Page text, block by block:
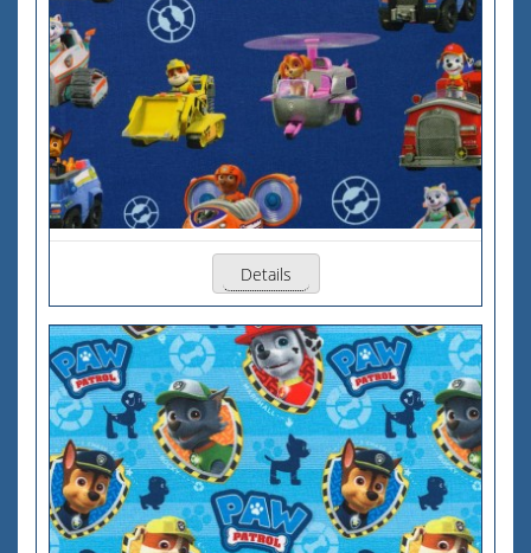
Details